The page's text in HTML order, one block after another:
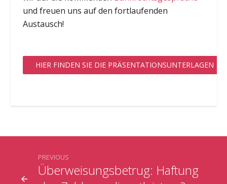
und freuen uns auf den fortlaufenden
Austausch!
HIER FINDEN SIE DIE PRÄSENTATIONSUNTERLAGEN
Überweisungsbetrug: Haftung
PREVIOUS